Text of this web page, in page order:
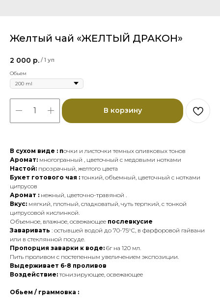
Желтый чай «ЖЕЛТЫЙ ДРАКОН»
2 000 р. / 1 уп
Обьем
В корзину
В сухом виде : почки и листочки темных оливковых тонов
Аромат: многогранный , цветочный с медовыми нотками
Настой: прозрачный, желтого цвета
Букет готового чая :тонкий, объемный, цветочный с нотками
цитрусов
Аромат : нежный, цветочно-травяной .
Вкус: мягкий, плотный, сладковатый, чуть терпкий, с тонкой
цитрусовой кислинкой.
Объемное, влажное, освежающее послевкусие
Заваривать : остывшей водой до 70-75°С, в фарфоровой гайвани
или в стеклянной посуде.
Пропорция заварки к воде: 6г на 120 мл.
Пить проливом с постепенным увеличением экспозиции.
Выдерживает 6-8 проливов
Воздействие:тонизирующее, освежающее
Обьем / граммовка :